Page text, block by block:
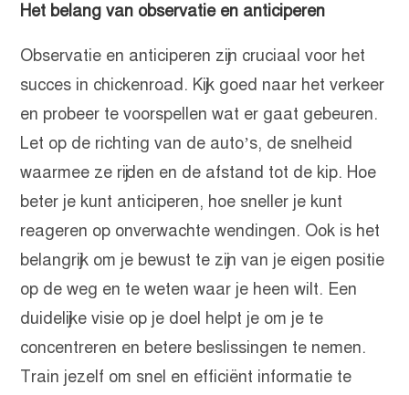
Het belang van observatie en anticiperen
Observatie en anticiperen zijn cruciaal voor het
succes in chickenroad. Kijk goed naar het verkeer
en probeer te voorspellen wat er gaat gebeuren.
Let op de richting van de auto’s, de snelheid
waarmee ze rijden en de afstand tot de kip. Hoe
beter je kunt anticiperen, hoe sneller je kunt
reageren op onverwachte wendingen. Ook is het
belangrijk om je bewust te zijn van je eigen positie
op de weg en te weten waar je heen wilt. Een
duidelijke visie op je doel helpt je om je te
concentreren en betere beslissingen te nemen.
Train jezelf om snel en efficiënt informatie te